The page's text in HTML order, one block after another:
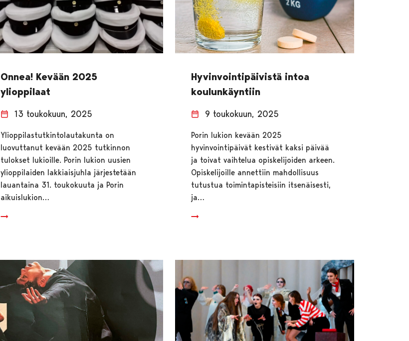
Onnea! Kevään 2025
ylioppilaat
13 toukokuun, 2025
Ylioppilastutkintolautakunta on
luovuttanut kevään 2025 tutkinnon
tulokset lukioille. Porin lukion uusien
ylioppilaiden lakkiaisjuhla järjestetään
lauantaina 31. toukokuuta ja Porin
aikuislukion…
Hyvinvointipäivistä intoa
koulunkäyntiin
9 toukokuun, 2025
Porin lukion kevään 2025
hyvinvointipäivät kestivät kaksi päivää
ja toivat vaihtelua opiskelijoiden arkeen.
Opiskelijoille annettiin mahdollisuus
tutustua toimintapisteisiin itsenäisesti,
ja…